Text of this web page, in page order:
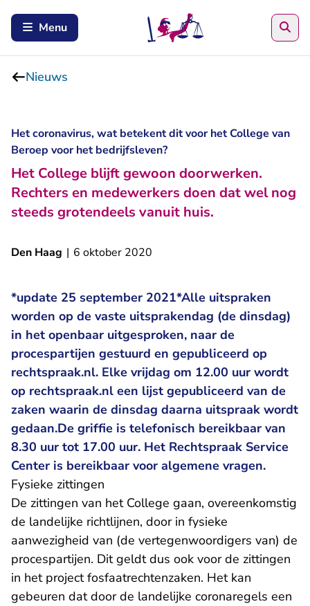
Menu
Nieuws
Het coronavirus, wat betekent dit voor het College van
Beroep voor het bedrijfsleven?
Het College blijft gewoon doorwerken.
Rechters en medewerkers doen dat wel nog
steeds grotendeels vanuit huis.
Den Haag | 6 oktober 2020
*update 25 september 2021*Alle uitspraken
worden op de vaste uitsprakendag (de dinsdag)
in het openbaar uitgesproken, naar de
procespartijen gestuurd en gepubliceerd op
rechtspraak.nl. Elke vrijdag om 12.00 uur wordt
op rechtspraak.nl een lijst gepubliceerd van de
zaken waarin de dinsdag daarna uitspraak wordt
gedaan.De griffie is telefonisch bereikbaar van
8.30 uur tot 17.00 uur. Het Rechtspraak Service
Center is bereikbaar voor algemene vragen.
Fysieke zittingen
De zittingen van het College gaan, overeenkomstig
de landelijke richtlijnen, door in fysieke
aanwezigheid van (de vertegenwoordigers van) de
procespartijen. Dit geldt dus ook voor de zittingen
in het project fosfaatrechtenzaken. Het kan
gebeuren dat door de landelijke coronaregels een